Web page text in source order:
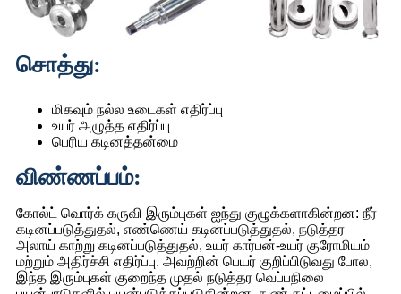
சொத்து:
மிகவும் நல்ல உடைகள் எதிர்ப்பு
உயர் அழுத்த எதிர்ப்பு
பெரிய கடினத்தன்மை
விண்ணப்பம்:
கோல்ட் வொர்க் கருவி இரும்புகள் ஐந்து குழுக்களாகின்றன: நீர்
கடினப்படுத்துதல், எண்ணெய் கடினப்படுத்துதல், நடுத்தர
அலாய் காற்று கடினப்படுத்துதல், உயர் கார்பன்-உயர் குரோமியம்
மற்றும் அதிர்ச்சி எதிர்ப்பு. அவற்றின் பெயர் குறிப்பிடுவது போல,
இந்த இரும்புகள் குறைந்த முதல் நடுத்தர வெப்பநிலை